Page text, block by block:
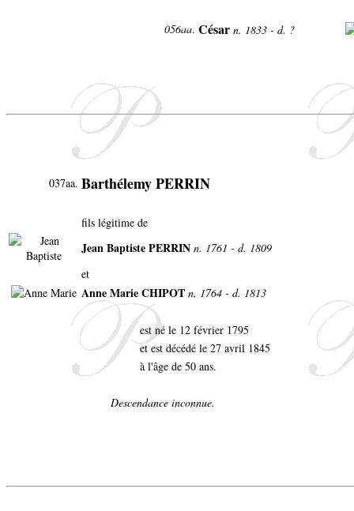
056aa. César n. 1833 - d. ?
037aa. Barthélemy PERRIN
fils légitime de
Jean Baptiste PERRIN n. 1761 - d. 1809
et
Anne Marie CHIPOT n. 1764 - d. 1813
est né le 12 février 1795
et est décédé le 27 avril 1845
à l'âge de 50 ans.
Descendance inconnue.